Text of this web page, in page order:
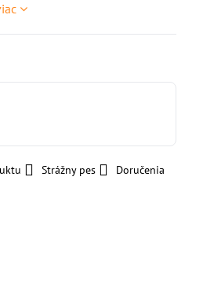
Strážny pes Doručenia